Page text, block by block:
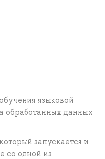
языковой
обработанных данных
запускается и
со одной из